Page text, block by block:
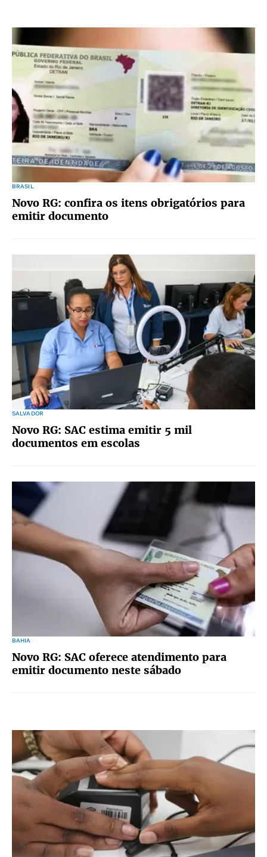
BRASIL
Novo RG: confira os itens obrigatórios para
emitir documento
SALVADOR
Novo RG: SAC estima emitir 5 mil
documentos em escolas
BAHIA
Novo RG: SAC oferece atendimento para
emitir documento neste sábado